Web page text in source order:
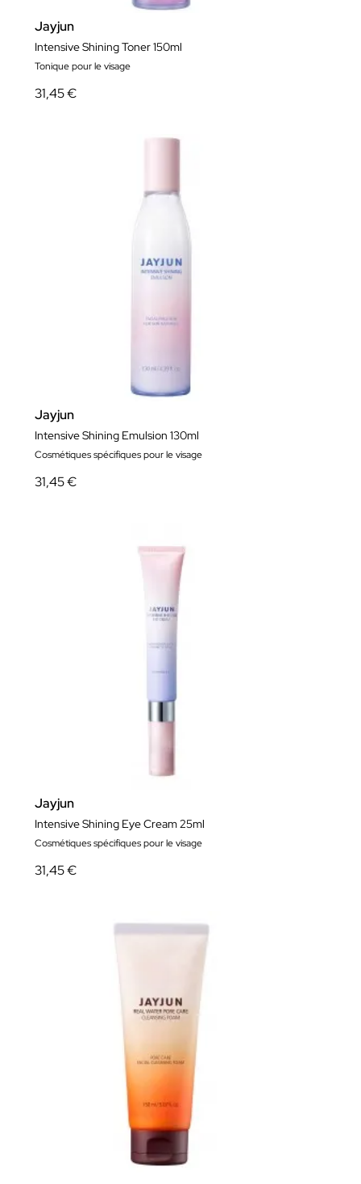
Jayjun
Intensive Shining Toner 150ml
Tonique pour le visage
31,45 €
Jayjun
Intensive Shining Emulsion 130ml
Cosmétiques spécifiques pour le visage
31,45 €
Jayjun
Intensive Shining Eye Cream 25ml
Cosmétiques spécifiques pour le visage
31,45 €